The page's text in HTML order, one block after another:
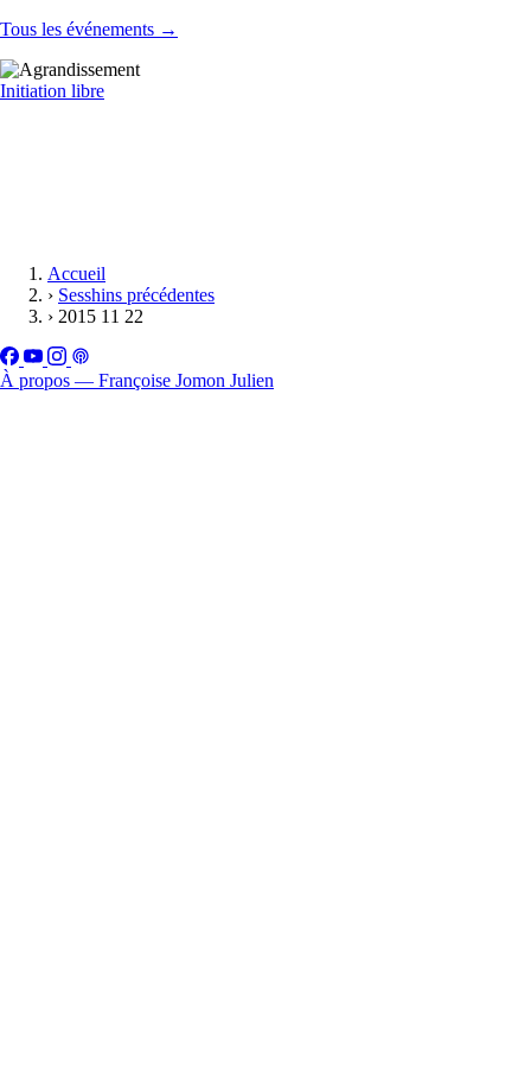
Tous les événements →
Initiation libre
Accueil
› Sesshins précédentes
› 2015 11 22
À propos — Françoise Jomon Julien